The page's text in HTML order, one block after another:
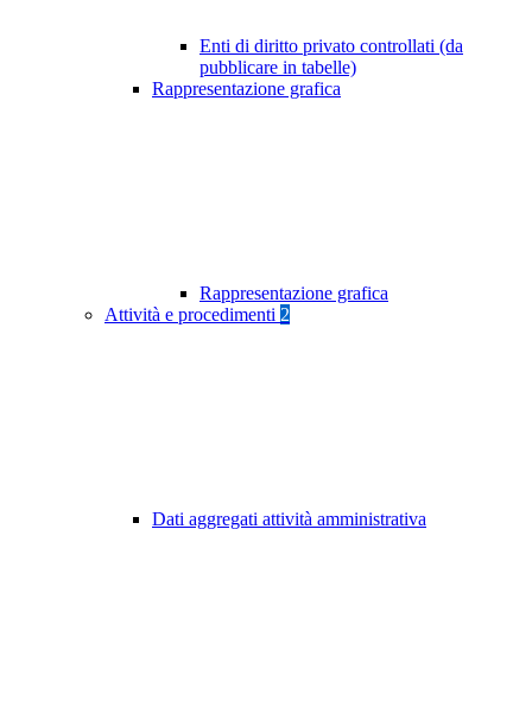
Enti di diritto privato controllati (da
pubblicare in tabelle)
Rappresentazione grafica
Rappresentazione grafica
Attività e procedimenti 2
Dati aggregati attività amministrativa